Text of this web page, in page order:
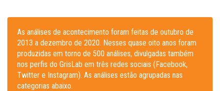
As análises de acontecimento foram feitas de outubro de
2013 a dezembro de 2020. Nesses quase oito anos foram
produzidas em torno de 500 análises, divulgadas também
nos perfis do GrisLab em três redes sociais (Facebook,
Twitter e Instagram). As análises estão agrupadas nas
categorias abaixo.